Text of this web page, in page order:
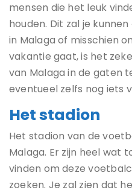
mensen die het leuk
houden. Dit zal je
in Malaga of misschien
vakantie gaat, is het
van Malaga in de gaten
eventueel zelfs nog iets
Het stadion
Het stadion van de
Malaga. Er zijn heel wat
vinden om deze
zoeken. Je zal zien dat